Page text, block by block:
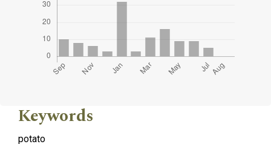
Keywords
potato